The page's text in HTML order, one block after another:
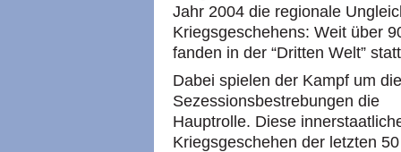
Jahr 2004 die regionale
Kriegsgeschehens: Weit über
fanden in der “Dritten Welt”
Dabei spielen der Kampf um
Sezessionsbestrebungen die
Hauptrolle. Diese
Kriegsgeschehen der letzten